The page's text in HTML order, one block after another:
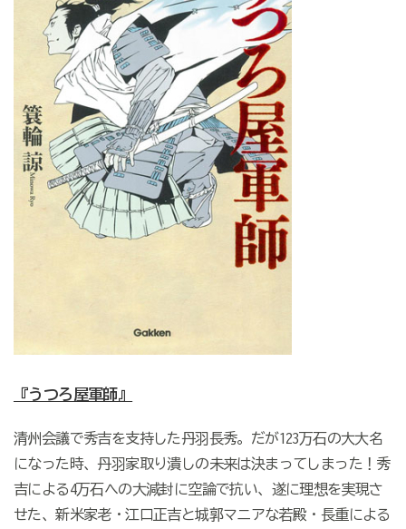
『うつろ屋軍師』
清州会議で秀吉を支持した丹羽長秀。だが123万石の大大名
になった時、丹羽家取り潰しの未来は決まってしまった！秀
吉による4万石への大減封に空論で抗い、遂に理想を実現さ
せた、新米家老・江口正吉と城郭マニアな若殿・長重による